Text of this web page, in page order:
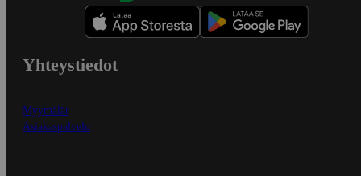
Yhteystiedot
Myymälät
Asiakaspalvelu